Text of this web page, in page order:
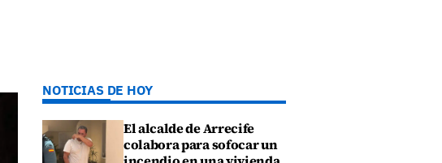
NOTICIAS DE HOY
El alcalde de Arrecife
colabora para sofocar un